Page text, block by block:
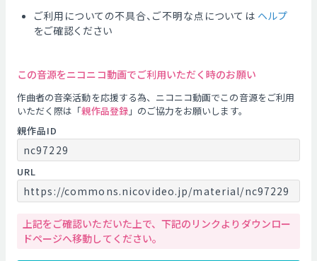
ご利用についての不具合、ご不明な点については ヘルプ
をご確認ください
この音源をニコニコ動画でご利用いただく時のお願い
作曲者の音楽活動を応援する為、ニコニコ動画でこの音源をご利用
いただく際は「親作品登録」のご協力をお願いします。
親作品ID
nc97229
URL
https://commons.nicovideo.jp/material/nc97229
上記をご確認いただいた上で、下記のリンクよりダウンロー
ドページへ移動してください。